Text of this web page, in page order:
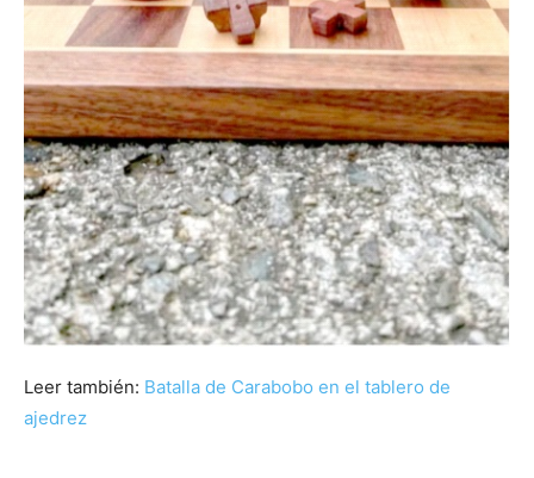
Leer también: Batalla de Carabobo en el tablero de
ajedrez